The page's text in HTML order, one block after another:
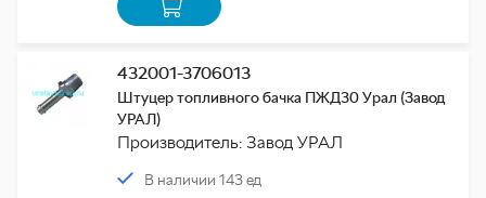
432001-3706013
Штуцер топливного бачка ПЖД30 Урал (Завод
УРАЛ)
Производитель: Завод УРАЛ
В наличии 143 ед